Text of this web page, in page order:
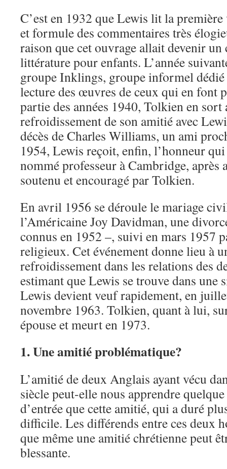
C’est en 1932 que Lewis lit la
et formule des commentaires très
raison que cet ouvrage allait devenir un
littérature pour enfants. L’année
groupe Inklings, groupe informel dédié
lecture des œuvres de ceux qui en font
partie des années 1940, Tolkien en
refroidissement de son amitié avec
décès de Charles Williams, un ami
1954, Lewis reçoit, enfin, l’honneur
nommé professeur à Cambridge, après
soutenu et encouragé par Tolkien.
En avril 1956 se déroule le mariage
l’Américaine Joy Davidman, une
connus en 1952 –, suivi en mars 1957
religieux. Cet événement donne lieu à
refroidissement dans les relations des
estimant que Lewis se trouve dans une
Lewis devient veuf rapidement, en
novembre 1963. Tolkien, quant à lui,
épouse et meurt en 1973.
1. Une amitié problématique?
L’amitié de deux Anglais ayant vécu
siècle peut-elle nous apprendre
d’entrée que cette amitié, qui a duré
difficile. Les différends entre ces deux
que même une amitié chrétienne peut
blessante.